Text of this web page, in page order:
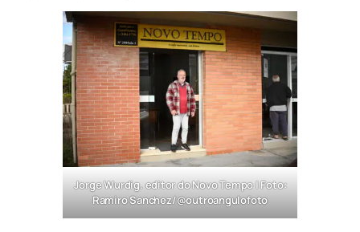
Jorge Wurdig. editor do Novo Tempo | Foto:
Ramiro Sanchez/@outroangulofoto